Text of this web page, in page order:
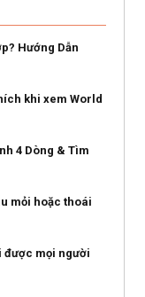
Hướng Dẫn
khi xem World
4 Dòng & Tìm
mỏi hoặc thoái
được mọi người